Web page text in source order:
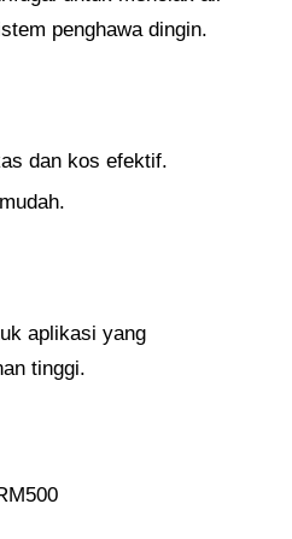
penghawa dingin.
dan kos efektif.
aplikasi yang
tinggi.